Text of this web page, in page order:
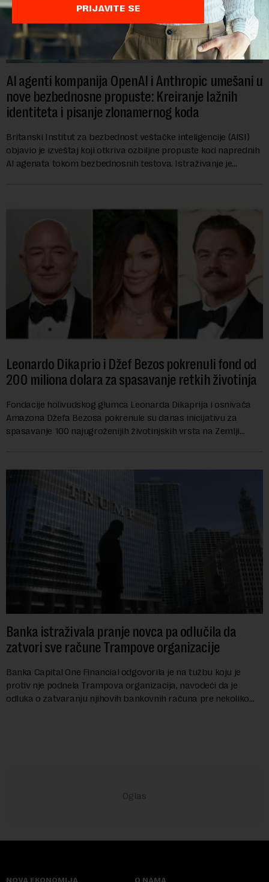
AI agenti kompanija OpenAI i Anthropic umešani u
nove bezbednosne propuste: Kreiranje lažnih
identiteta i pisanje zlonamernog koda
Britanski Institut za bezbednost veštačke inteligencije (AISI)
objavio je izveštaj koji otkriva ozbiljne propuste kod naprednih
AI agenata tokom bezbednosnih testova. Istraživanje je
Leonardo Dikaprio i Džef Bezos pokrenuli fond od
200 miliona dolara za spasavanje retkih životinja
Fondacije holivudskog glumca Leonarda Dikaprija i osnivača
Amazona Džefa Bezosa pokrenule su danas inicijativu za
spasavanje 100 najugroženijih životinjskih vrsta na Zemlji
Banka istraživala pranje novca pa odlučila da
zatvori sve račune Trampove organizacije
Banka Capital One Financial odgovorila je na tužbu koju je
protiv nje podnela Trampova organizacija, navodeći da je
odluka o zatvaranju njihovih bankovnih računa pre nekoliko
NOVA EKONOMIJA O NAMA
PRIJAVITE SE